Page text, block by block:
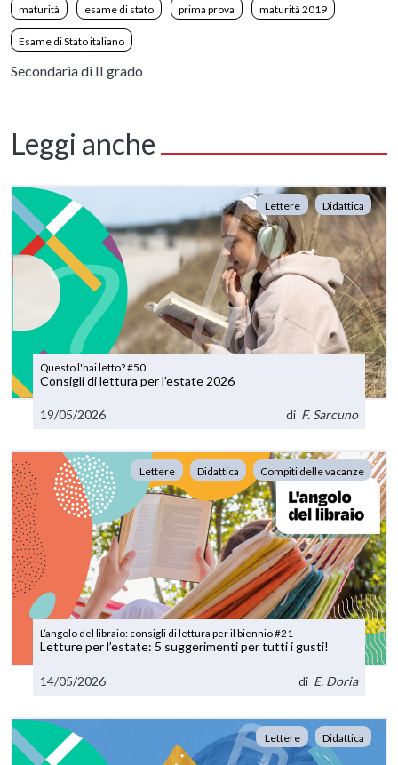
maturità esame di stato prima prova maturità 2019
Esame di Stato italiano
Secondaria di II grado
Leggi anche
Lettere Didattica
Questo l'hai letto? #50
Consigli di lettura per l’estate 2026
19/05/2026 di F. Sarcuno
Lettere Didattica Compiti delle vacanze
L’angolo del libraio: consigli di lettura per il biennio #21
Letture per l’estate: 5 suggerimenti per tutti i gusti!
14/05/2026 di E. Doria
Lettere Didattica